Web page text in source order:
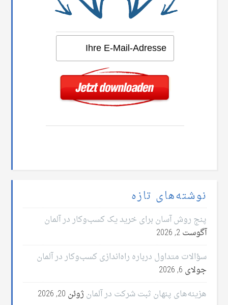
نوشته‌های تازه
پنج روش آسان برای خرید یک کسب‌وکار در آلمان
آگوست 2, 2026
سؤالات متداول درباره راه‌اندازی کسب‌وکار در آلمان
جولای 6, 2026
هزینه‌های پنهان ثبت شرکت در آلمان ژوئن 20, 2026